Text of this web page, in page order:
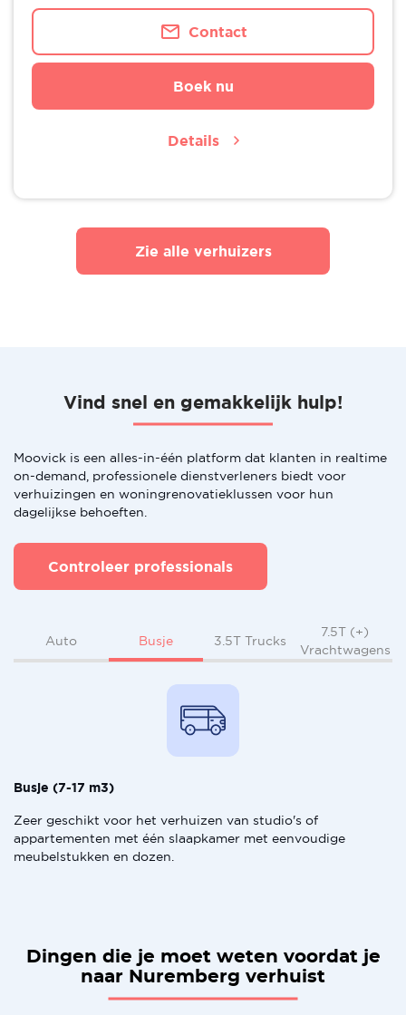
Contact
Boek nu
Details
Zie alle verhuizers
Vind snel en gemakkelijk hulp!
Moovick is een alles-in-één platform dat klanten in realtime
on-demand, professionele dienstverleners biedt voor
verhuizingen en woningrenovatieklussen voor hun
dagelijkse behoeften.
Controleer professionals
Auto Busje 3.5T Trucks
7.5T (+)
Vrachtwagens
Busje (7-17 m3)
Zeer geschikt voor het verhuizen van studio's of
appartementen met één slaapkamer met eenvoudige
meubelstukken en dozen.
Dingen die je moet weten voordat je
naar Nuremberg verhuist